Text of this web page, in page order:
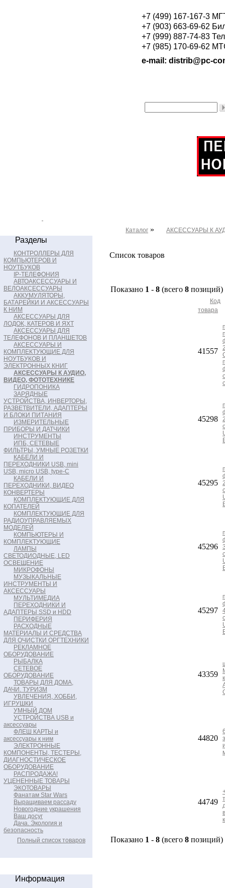
+7 (499) 167-167-3
+7 (903) 663-69-62
+7 (999) 887-74-83
+7 (985) 170-69-62
e-mail: distrib@pc-
Каталог » АКСЕССУАРЫ К
Разделы
КОНТРОЛЛЕРЫ ДЛЯ
КОМПЬЮТЕРОВ И
НОУТБУКОВ
IP-ТЕЛЕФОНИЯ
АВТОАКСЕССУАРЫ И
ВЕЛОАКСЕССУАРЫ
АККУМУЛЯТОРЫ,
БАТАРЕЙКИ И АКСЕССУАРЫ
К НИМ
АКСЕССУАРЫ ДЛЯ
ЛОДОК, КАТЕРОВ И ЯХТ
АКСЕССУАРЫ ДЛЯ
ТЕЛЕФОНОВ И ПЛАНШЕТОВ
АКСЕССУАРЫ И
КОМПЛЕКТУЮЩИЕ ДЛЯ
НОУТБУКОВ И
ЭЛЕКТРОННЫХ КНИГ
АКСЕССУАРЫ К АУДИО,
ВИДЕО, ФОТОТЕХНИКЕ
ГИДРОПОНИКА
ЗАРЯДНЫЕ
УСТРОЙСТВА, ИНВЕРТОРЫ,
РАЗВЕТВИТЕЛИ, АДАПТЕРЫ
И БЛОКИ ПИТАНИЯ
ИЗМЕРИТЕЛЬНЫЕ
ПРИБОРЫ И ДАТЧИКИ
ИНСТРУМЕНТЫ
ИПБ, СЕТЕВЫЕ
ФИЛЬТРЫ, УМНЫЕ РОЗЕТКИ
КАБЕЛИ И
ПЕРЕХОДНИКИ USB, mini
USB, micro USB, type-C
КАБЕЛИ И
ПЕРЕХОДНИКИ, ВИДЕО
КОНВЕРТЕРЫ
КОМПЛЕКТУЮЩИЕ ДЛЯ
КОПАТЕЛЕЙ
КОМПЛЕКТУЮЩИЕ ДЛЯ
РАДИОУПРАВЛЯЕМЫХ
МОДЕЛЕЙ
КОМПЬЮТЕРЫ И
КОМПЛЕКТУЮЩИЕ
ЛАМПЫ
СВЕТОДИОДНЫЕ, LED
ОСВЕЩЕНИЕ
МИКРОФОНЫ
МУЗЫКАЛЬНЫЕ
ИНСТРУМЕНТЫ И
АКСЕССУАРЫ
МУЛЬТИМЕДИА
ПЕРЕХОДНИКИ И
АДАПТЕРЫ SSD и HDD
ПЕРИФЕРИЯ
РАСХОДНЫЕ
МАТЕРИАЛЫ И СРЕДСТВА
ДЛЯ ОЧИСТКИ ОРГТЕХНИКИ
РЕКЛАМНОЕ
ОБОРУДОВАНИЕ
РЫБАЛКА
СЕТЕВОЕ
ОБОРУДОВАНИЕ
ТОВАРЫ ДЛЯ ДОМА,
ДАЧИ. ТУРИЗМ
УВЛЕЧЕНИЯ, ХОББИ,
ИГРУШКИ
УМНЫЙ ДОМ
УСТРОЙСТВА USB и
аксессуары
ФЛЕШ КАРТЫ и
аксессуары к ним
ЭЛЕКТРОННЫЕ
КОМПОНЕНТЫ, ТЕСТЕРЫ,
ДИАГНОСТИЧЕСКОЕ
ОБОРУДОВАНИЕ
РАСПРОДАЖА!
УЦЕНЕННЫЕ ТОВАРЫ
ЭКОТОВАРЫ
Фанатам Star Wars
Выращиваем рассаду
Новогодние украшения
Ваш досуг
Дача. Экология и
безопасность
Полный список товаров
Информация
Список товаров
Показано 1 - 8 (всего 8 позиций)
Код
товара
41557
45298
45295
45296
45297
43359
44820
44749
Показано 1 - 8 (всего 8 позиций)